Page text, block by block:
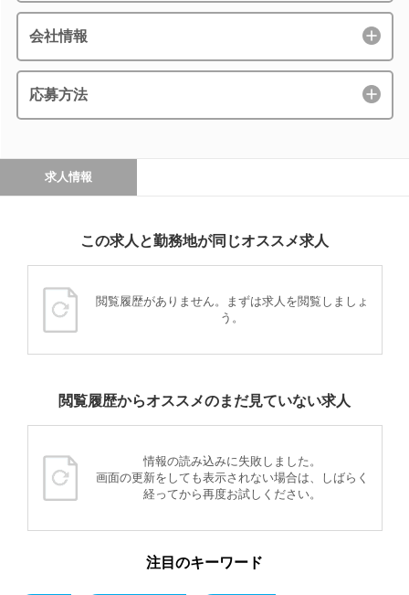
会社情報
応募方法
求人情報
この求人と勤務地が同じオススメ求人
閲覧履歴がありません。まずは求人を閲覧しましょ
う。
閲覧履歴からオススメのまだ見ていない求人
情報の読み込みに失敗しました。
画面の更新をしても表示されない場合は、しばらく
経ってから再度お試しください。
注目のキーワード